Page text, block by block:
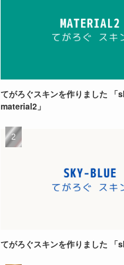
てがろぐスキンを作りました 「
material2」
てがろぐスキンを作りました 「